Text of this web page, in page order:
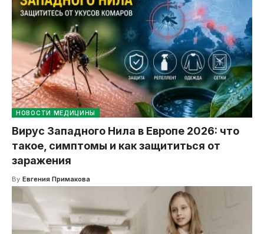
НОВОСТИ МЕДИЦИНЫ
Вирус Западного Нила в Европе 2026: что
такое, симптомы и как защититься от
заражения
By Евгения Примакова